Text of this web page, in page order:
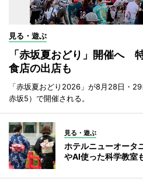
見る・遊ぶ
「赤坂夏おどり」開催へ
食店の出店も
「赤坂夏おどり2026」が8月28日・
赤坂5）で開催される。
見る・遊ぶ
ホテルニューオータ
やAI使った科学教室